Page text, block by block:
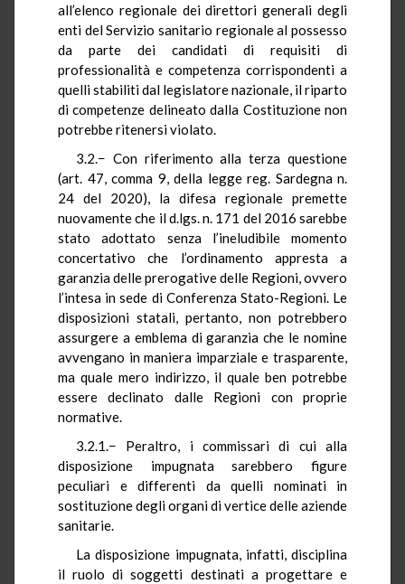
all’elenco regionale dei direttori generali degli
enti del Servizio sanitario regionale al possesso
da parte dei candidati di requisiti di
professionalità e competenza corrispondenti a
quelli stabiliti dal legislatore nazionale, il riparto
di competenze delineato dalla Costituzione non
potrebbe ritenersi violato.
3.2.− Con riferimento alla terza questione
(art. 47, comma 9, della legge reg. Sardegna n.
24 del 2020), la difesa regionale premette
nuovamente che il d.lgs. n. 171 del 2016 sarebbe
stato adottato senza l’ineludibile momento
concertativo che l’ordinamento appresta a
garanzia delle prerogative delle Regioni, ovvero
l’intesa in sede di Conferenza Stato-Regioni. Le
disposizioni statali, pertanto, non potrebbero
assurgere a emblema di garanzia che le nomine
avvengano in maniera imparziale e trasparente,
ma quale mero indirizzo, il quale ben potrebbe
essere declinato dalle Regioni con proprie
normative.
3.2.1.− Peraltro, i commissari di cui alla
disposizione impugnata sarebbero figure
peculiari e differenti da quelli nominati in
sostituzione degli organi di vertice delle aziende
sanitarie.
La disposizione impugnata, infatti, disciplina
il ruolo di soggetti destinati a progettare e